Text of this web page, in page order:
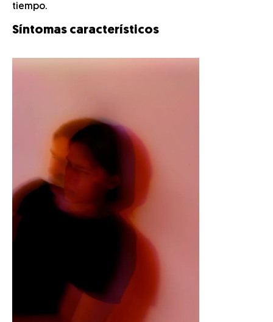
tiempo.
Síntomas característicos